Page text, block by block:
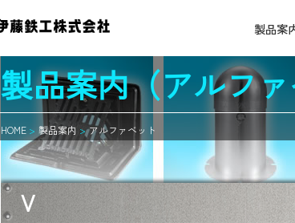
製品案
TOP
アルファベット別製品検索
製品案内（アルフ
HOME 製品案内 アルファベット
V